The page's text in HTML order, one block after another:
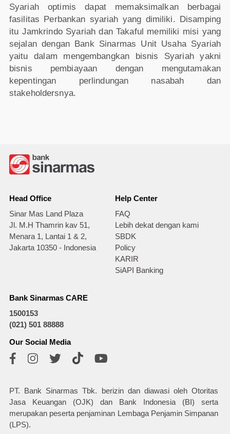
Syariah optimis dapat memaksimalkan berbagai
fasilitas Perbankan syariah yang dimiliki. Disamping
itu Jamkrindo Syariah dan Takaful memiliki misi yang
sejalan dengan Bank Sinarmas Unit Usaha Syariah
yaitu dalam mengembangkan bisnis Syariah yakni
bisnis pembiayaan dengan mengutamakan
kepentingan perlindungan nasabah dan
stakeholdersnya.
Head Office
Sinar Mas Land Plaza
Jl. M.H Thamrin kav 51,
Menara 1, Lantai 1 & 2,
Jakarta 10350 - Indonesia
Help Center
FAQ
Lebih dekat dengan kami
SBDK
Policy
KARIR
SiAPI Banking
Bank Sinarmas CARE
1500153
(021) 501 88888
Our Social Media
PT. Bank Sinarmas Tbk. berizin dan diawasi oleh Otoritas
Jasa Keuangan (OJK) dan Bank Indonesia (BI) serta
merupakan peserta penjaminan Lembaga Penjamin Simpanan
(LPS).